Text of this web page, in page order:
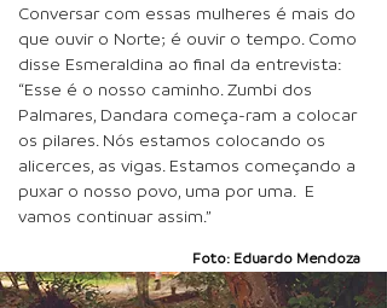
Conversar com essas mulheres é mais do
que ouvir o Norte; é ouvir o tempo. Como
disse Esmeraldina ao final da entrevista:
“Esse é o nosso caminho. Zumbi dos
Palmares, Dandara começa-ram a colocar
os pilares. Nós estamos colocando os
alicerces, as vigas. Estamos começando a
puxar o nosso povo, uma por uma. E
vamos continuar assim.”
Foto: Eduardo Mendoza